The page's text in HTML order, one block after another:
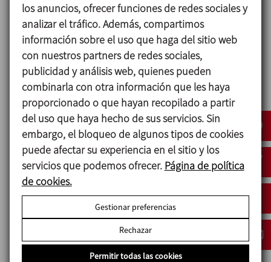
ANUGA FOODTEC
23/02/2027
Cologne - Germany
los anuncios, ofrecer funciones de redes sociales y
analizar el tráfico. Además, compartimos
información sobre el uso que haga del sitio web
con nuestros partners de redes sociales,
publicidad y análisis web, quienes pueden
combinarla con otra información que les haya
proporcionado o que hayan recopilado a partir
del uso que haya hecho de sus servicios. Sin
embargo, el bloqueo de algunos tipos de cookies
puede afectar su experiencia en el sitio y los
servicios que podemos ofrecer. Página de política
de cookies.
Gestionar preferencias
Rechazar
Permitir todas las cookies